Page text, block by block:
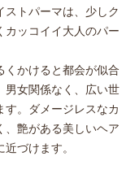
ストパーマは、少しク
カッコイイ大人のパー
くかけると都会が似合
男女関係なく、広い世
す。ダメージレスなカ
、艶がある美しいヘア
づけます。